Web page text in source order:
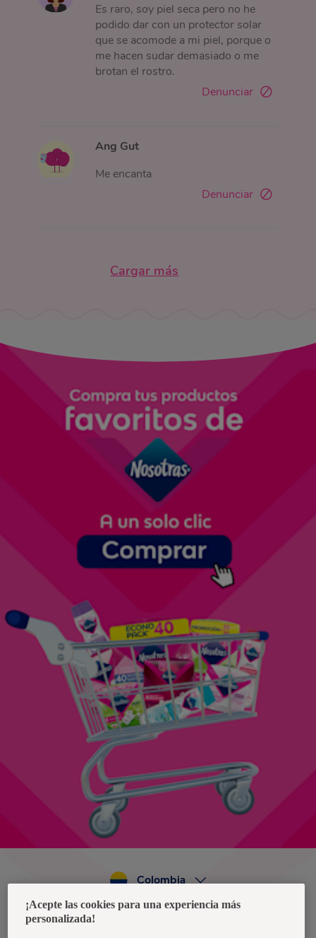
Es raro, soy piel seca pero no he
podido dar con un protector solar
que se acomode a mi piel, porque o
me hacen sudar demasiado o me
brotan el rostro.
Denunciar
Ang Gut
Me encanta
Denunciar
Cargar más
Política de privacidad de datos
Colombia
¡Acepte las cookies para una experiencia más
personalizada!